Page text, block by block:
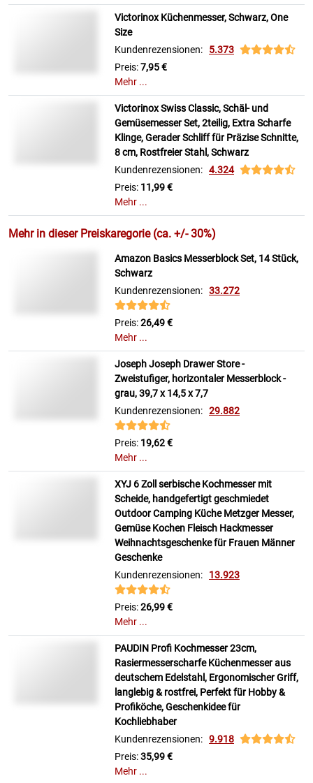
Victorinox Küchenmesser, Schwarz, One
Size
Kundenrezensionen: 5.373
Preis:7,95 €
Mehr ...
Victorinox Swiss Classic, Schäl- und
Gemüsemesser Set, 2teilig, Extra Scharfe
Klinge, Gerader Schliff für Präzise Schnitte,
8 cm, Rostfreier Stahl, Schwarz
Kundenrezensionen: 4.324
Preis: 11,99 €
Mehr ...
Mehr in dieser Preiskaregorie (ca. +/- 30%)
Amazon Basics Messerblock Set, 14 Stück,
Schwarz
Kundenrezensionen: 33.272
Preis:26,49 €
Mehr ...
Joseph Joseph Drawer Store -
Zweistufiger, horizontaler Messerblock -
grau, 39,7 x 14,5 x 7,7
Kundenrezensionen: 29.882
Preis: 19,62 €
Mehr ...
XYJ 6 Zoll serbische Kochmesser mit
Scheide, handgefertigt geschmiedet
Outdoor Camping Küche Metzger Messer,
Gemüse Kochen Fleisch Hackmesser
Weihnachtsgeschenke für Frauen Männer
Geschenke
Kundenrezensionen: 13.923
Preis:26,99 €
Mehr ...
PAUDIN Profi Kochmesser 23cm,
Rasiermesserscharfe Küchenmesser aus
deutschem Edelstahl, Ergonomischer Griff,
langlebig & rostfrei, Perfekt für Hobby &
Profiköche, Geschenkidee für
Kochliebhaber
Kundenrezensionen: 9.918
Preis:35,99 €
Mehr ...